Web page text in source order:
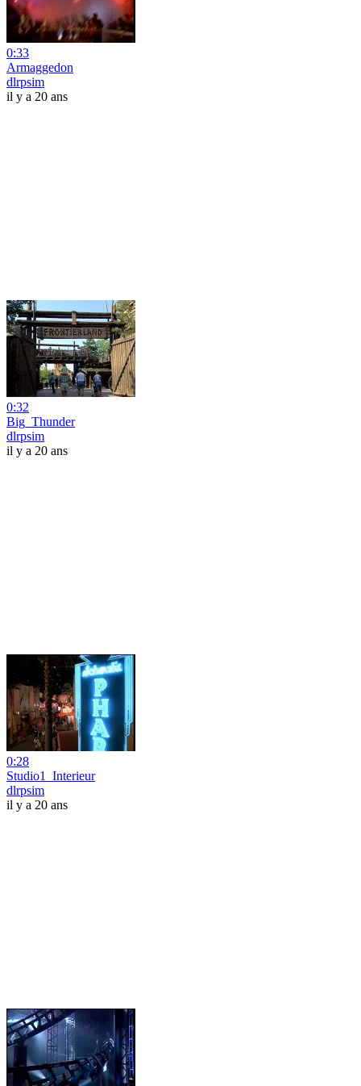
0:33
Armaggedon
dlrpsim
il y a 20 ans
0:32
Big_Thunder
dlrpsim
il y a 20 ans
0:28
Studio1_Interieur
dlrpsim
il y a 20 ans